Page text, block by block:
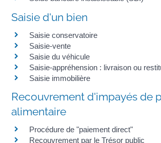
Saisie d'un bien
Saisie conservatoire
Saisie-vente
Saisie du véhicule
Saisie-appréhension : livraison ou
Saisie immobilière
Recouvrement d'impayés de
alimentaire
Procédure de "paiement direct"
Recouvrement par le Trésor public